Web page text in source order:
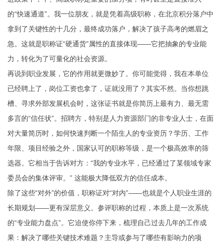
的“快速通道”。我一位朋友，就是凭着高级职称，在北京积分落户中
拿到了关键性的十几分，最终成功落户，解决了孩子高考的燃眉之
急。这就是职称证“硬通货”属性的直接体现——它把抽象的专业能
力，转化为了可量化的社会资源。
再说到职业发展，它的作用就更微妙了。你可能觉得，我在本单位
已经聘上了，岗位工资也拿了，证就没用了？其实不然。当你想跳
槽、寻求外部发展机会时，这张证书就是你简历上最有力、最无需
多言的“信任状”。招聘方，特别是人力资源部门的非专业人士，在面
对大量简历时，如何快速判断一个陌生人的专业资历？学历、工作
年限、项目经验之外，国家认可的职称等级，是一个极高效率的筛
选器。它相当于告诉对方：“我的专业水平，已经通过了某领域专家
委员会的集体评审。” 这能极大降低双方的信任成本。
除了这些“对外”的价值，职称证对“对内”——也就是个人职业生涯的
长期规划——更有深层意义。参评职称的过程，本质上是一次系统
的“专业能力盘点”。它迫使你停下来，梳理自己过去几年的工作成
果：解决了哪些关键技术难题？主导或参与了哪些有影响力的项